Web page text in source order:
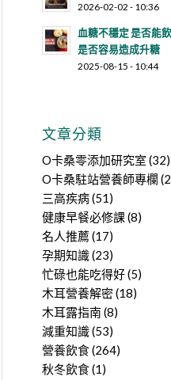
2026-02-02 - 10:36
血糖不穩定 是否能
是否容易造成升糖
2025-08-15 - 10:44
文章分類
O卡桑零添加研究室 (32)
O卡桑駐站營養師專欄
三高疾病(51)
健康早餐必修課(8)
名人推薦 (17)
孕期知識(23)
忙碌也能吃得好(5)
木耳營養解密(18)
木耳露指南(8)
減重知識(53)
營養飲食(264)
秋冬飲食(1)